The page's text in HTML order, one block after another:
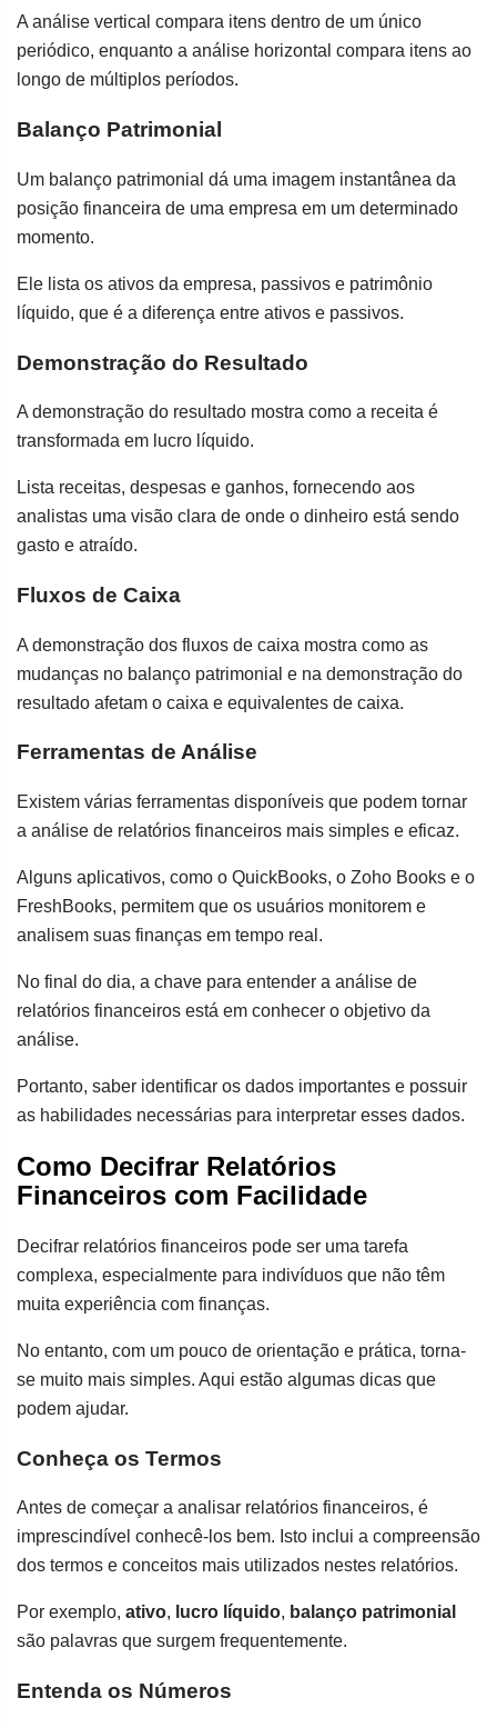
A análise vertical compara itens dentro de um único
periódico, enquanto a análise horizontal compara itens ao
longo de múltiplos períodos.
Balanço Patrimonial
Um balanço patrimonial dá uma imagem instantânea da
posição financeira de uma empresa em um determinado
momento.
Ele lista os ativos da empresa, passivos e patrimônio
líquido, que é a diferença entre ativos e passivos.
Demonstração do Resultado
A demonstração do resultado mostra como a receita é
transformada em lucro líquido.
Lista receitas, despesas e ganhos, fornecendo aos
analistas uma visão clara de onde o dinheiro está sendo
gasto e atraído.
Fluxos de Caixa
A demonstração dos fluxos de caixa mostra como as
mudanças no balanço patrimonial e na demonstração do
resultado afetam o caixa e equivalentes de caixa.
Ferramentas de Análise
Existem várias ferramentas disponíveis que podem tornar
a análise de relatórios financeiros mais simples e eficaz.
Alguns aplicativos, como o QuickBooks, o Zoho Books e o
FreshBooks, permitem que os usuários monitorem e
analisem suas finanças em tempo real.
No final do dia, a chave para entender a análise de
relatórios financeiros está em conhecer o objetivo da
análise.
Portanto, saber identificar os dados importantes e possuir
as habilidades necessárias para interpretar esses dados.
Como Decifrar Relatórios
Financeiros com Facilidade
Decifrar relatórios financeiros pode ser uma tarefa
complexa, especialmente para indivíduos que não têm
muita experiência com finanças.
No entanto, com um pouco de orientação e prática, torna-
se muito mais simples. Aqui estão algumas dicas que
podem ajudar.
Conheça os Termos
Antes de começar a analisar relatórios financeiros, é
imprescindível conhecê-los bem. Isto inclui a compreensão
dos termos e conceitos mais utilizados nestes relatórios.
Por exemplo, ativo, lucro líquido, balanço patrimonial
são palavras que surgem frequentemente.
Entenda os Números